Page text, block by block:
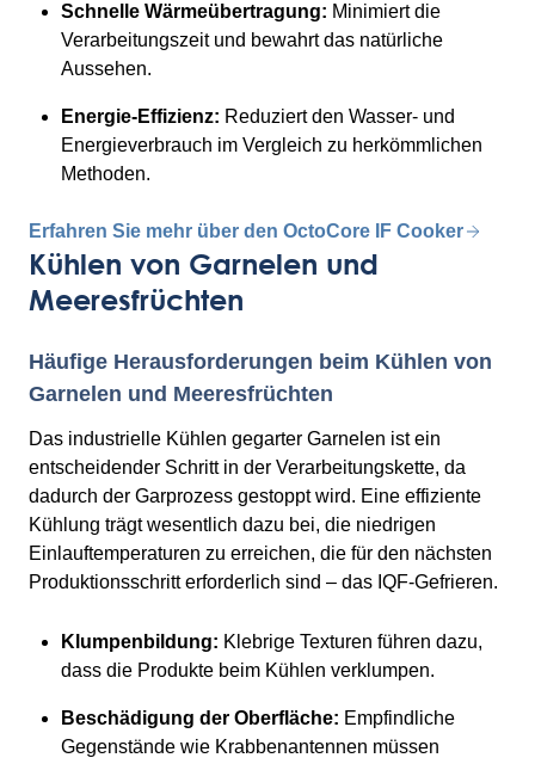
Schnelle Wärmeübertragung: Minimiert die
Verarbeitungszeit und bewahrt das natürliche
Aussehen.
Energie-Effizienz: Reduziert den Wasser- und
Energieverbrauch im Vergleich zu herkömmlichen
Methoden.
Erfahren Sie mehr über den OctoCore IF Cooker
Kühlen von Garnelen und
Meeresfrüchten
Häufige Herausforderungen beim Kühlen von
Garnelen und Meeresfrüchten
Das industrielle Kühlen gegarter Garnelen ist ein
entscheidender Schritt in der Verarbeitungskette, da
dadurch der Garprozess gestoppt wird. Eine effiziente
Kühlung trägt wesentlich dazu bei, die niedrigen
Einlauftemperaturen zu erreichen, die für den nächsten
Produktionsschritt erforderlich sind – das IQF-Gefrieren.
Klumpenbildung: Klebrige Texturen führen dazu,
dass die Produkte beim Kühlen verklumpen.
Beschädigung der Oberfläche: Empfindliche
Gegenstände wie Krabbenantennen müssen